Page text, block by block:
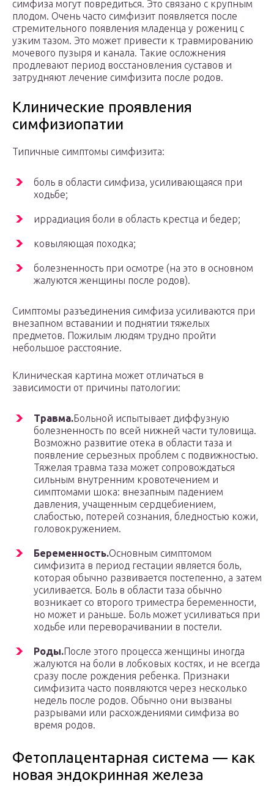
симфиза могут повредиться. Это связано с крупным
плодом. Очень часто симфизит появляется после
стремительного появления младенца у рожениц с
узким тазом. Это может привести к травмированию
мочевого пузыря и канала. Такие осложнения
продлевают период восстановления суставов и
затрудняют лечение симфизита после родов.
Клинические проявления
симфизиопатии
Типичные симптомы симфизита:
боль в области симфиза, усиливающаяся при
ходьбе;
иррадиация боли в область крестца и бедер;
ковыляющая походка;
болезненность при осмотре (на это в основном
жалуются женщины после родов).
Симптомы разъединения симфиза усиливаются при
внезапном вставании и поднятии тяжелых
предметов. Пожилым людям трудно пройти
небольшое расстояние.
Клиническая картина может отличаться в
зависимости от причины патологии:
Травма.Больной испытывает диффузную
болезненность по всей нижней части туловища.
Возможно развитие отека в области таза и
появление серьезных проблем с подвижностью.
Тяжелая травма таза может сопровождаться
сильным внутренним кровотечением и
симптомами шока: внезапным падением
давления, учащенным сердцебиением,
слабостью, потерей сознания, бледностью кожи,
головокружением.
Беременность.Основным симптомом
симфизита в период гестации является боль,
которая обычно развивается постепенно, а затем
усиливается. Боль в области таза обычно
возникает со второго триместра беременности,
но может и раньше. Боль может усиливаться при
ходьбе или переворачивании в постели.
Роды.После этого процесса женщины иногда
жалуются на боли в лобковых костях, и не всегда
сразу после рождения ребенка. Признаки
симфизита часто появляются через несколько
недель после родов. Обычно они вызваны
разрывами или расхождениями симфиза во
время родов.
Фетоплацентарная система — как
новая эндокринная железа